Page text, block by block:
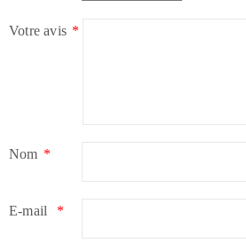
Votre avis *
Nom *
E-mail *